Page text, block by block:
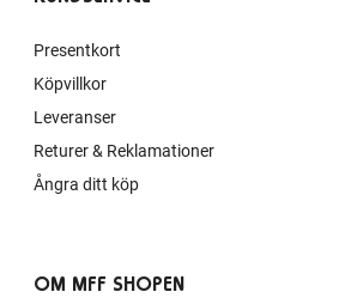
Presentkort
Köpvillkor
Leveranser
Returer & Reklamationer
Ångra ditt köp
OM MFF SHOPEN